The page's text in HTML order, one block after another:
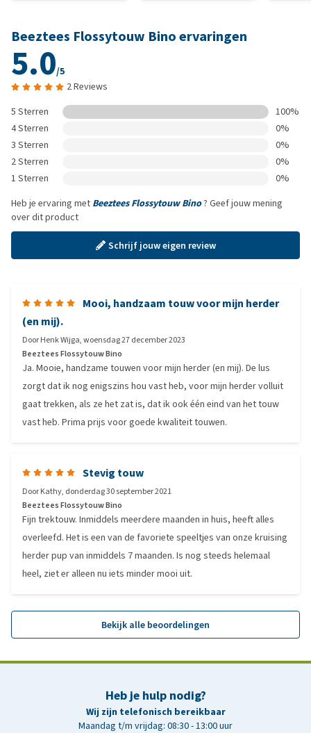
Beeztees Flossytouw Bino ervaringen
5.0/5
2 Reviews
5 Sterren
100%
4 Sterren
0%
3 Sterren
0%
2 Sterren
0%
1 Sterren
0%
Heb je ervaring met Beeztees Flossytouw Bino? Geef jouw mening
over dit product
Schrijf jouw eigen review
Mooi, handzaam touw voor mijn herder
(en mij).
DoorHenk Wijga,woensdag 27 december 2023
Beeztees Flossytouw Bino
Ja. Mooie, handzame touwen voor mijn herder (en mij). De lus
zorgt dat ik nog enigszins hou vast heb, voor mijn herder volluit
gaat trekken, als ze het zat is, dat ik ook één eind van het touw
vast heb. Prima prijs voor goede kwaliteit touwen.
Stevig touw
DoorKathy, donderdag 30 september 2021
Beeztees Flossytouw Bino
Fijn trektouw. Inmiddels meerdere maanden in huis, heeft alles
overleefd. Het is een van de favoriete speeltjes van onze kruising
herder pup van inmiddels 7 maanden. Is nog steeds helemaal
heel, ziet er alleen nu iets minder mooi uit.
Bekijk alle beoordelingen
Heb je hulp nodig?
Wij zijn telefonisch bereikbaar
Maandag t/m vrijdag: 08:30 - 13:00 uur